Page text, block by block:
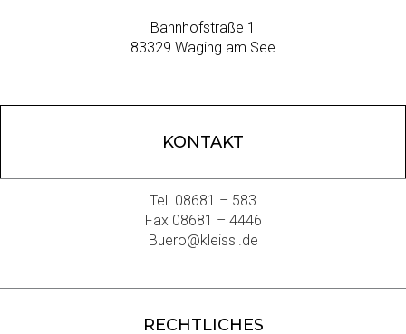
Bahnhofstraße 1
83329 Waging am See
KONTAKT
Tel. 08681 – 583
Fax 08681 – 4446
Buero@kleissl.de
RECHTLICHES